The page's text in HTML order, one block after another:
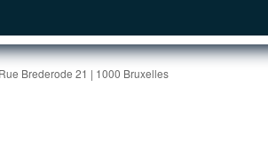
Rue Brederode 21 | 1000 Bruxelles